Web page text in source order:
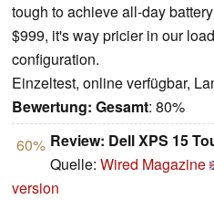
tough to achieve all-day
$999, it's way pricier in our
configuration.
Einzeltest, online verfügbar,
Bewertung: Gesamt: 80%
60% Review: Dell XPS 15
Quelle: Wired Magazine
version